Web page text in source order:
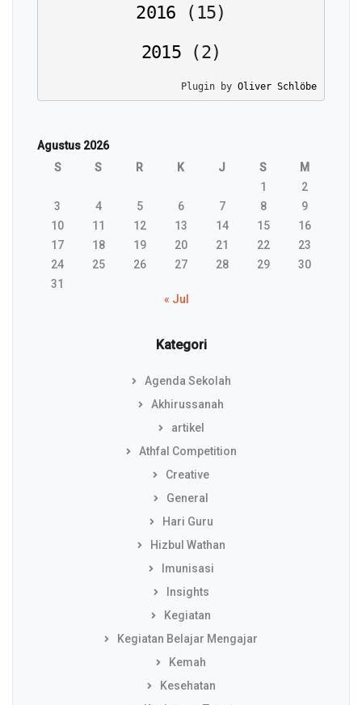
2016
( 15)
2015
(2)
Plugin by Oliver Schlöbe
Agustus 2026
S
S R K J S
M
1
2
3
4 5 6 7 8
9
10
11 12 13 14 15
16
17
18 19 20 21 22
23
24
25 26 27 28 29
30
31
« Jul
Kategori
Agenda Sekolah
Akhirussanah
artikel
Athfal Competition
Creative
General
Hari Guru
Hizbul Wathan
Imunisasi
Insights
Kegiatan
Kegiatan Belajar Mengajar
Kemah
Kesehatan